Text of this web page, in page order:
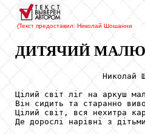
(Текст предоставил: Николай Шошанни
ДИТЯЧИЙ
Николай
Цілий світ ліг на аркуш
Він сидить та старанно
Цілий світ, вся нехитра
Де дорослі нарівні з